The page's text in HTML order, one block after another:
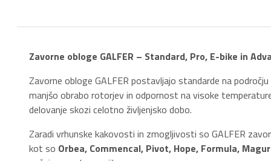
Zavorne obloge GALFER – Standard, Pro, E-bike in
Zavorne obloge GALFER postavljajo standarde na
manjšo obrabo rotorjev in odpornost na visoke
delovanje skozi celotno življenjsko dobo.
Zaradi vrhunske kakovosti in zmogljivosti so GALFER
kot so Orbea, Commencal, Pivot, Hope, Formula,